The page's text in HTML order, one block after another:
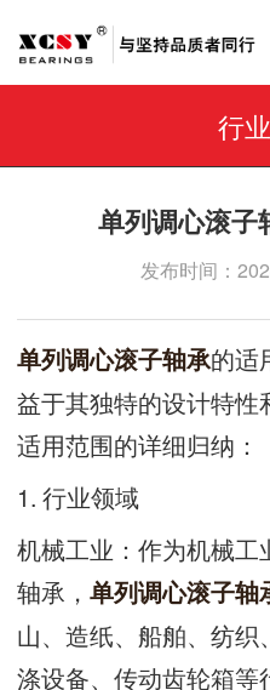
行
单列调心滚子
发布时间：
单列调心滚子轴承的适
益于其独特的设计特
适用范围的详细归纳：
1. 行业领域
机械工业：作为机械
轴承， 单列调心滚子轴
山、造纸、船舶、纺
涤设备、传动齿轮箱等